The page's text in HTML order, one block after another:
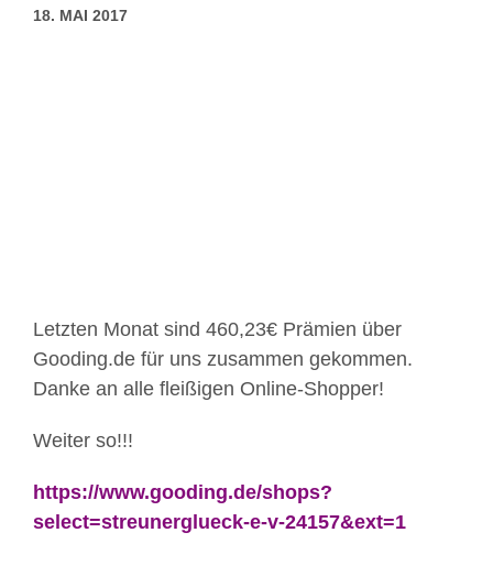
18. MAI 2017
Letzten Monat sind 460,23€ Prämien über
Gooding.de für uns zusammen gekommen.
Danke an alle fleißigen Online-Shopper!
Weiter so!!!
https://www.gooding.de/shops?
select=streunerglueck-e-v-24157&ext=1